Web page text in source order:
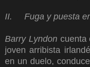
II. Fuga y puesta
Barry Lyndon cuenta
joven arribista
en un duelo,